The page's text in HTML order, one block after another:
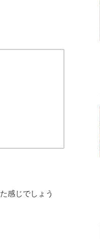
感じでしょう